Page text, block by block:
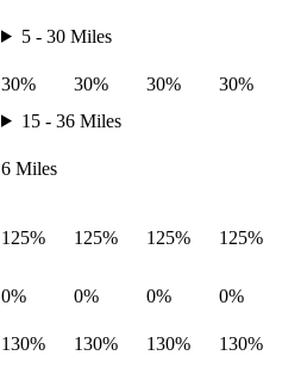
5 - 30 Miles
30% 30% 30%
30%
15 - 36 Miles
6 Miles
125% 125% 125% 125%
0% 0% 0%
0%
130% 130% 130% 130%